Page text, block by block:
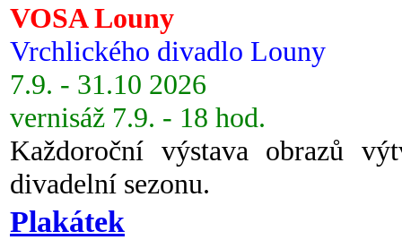
VOSA Louny
Vrchlického divadlo Louny
7.9. - 31.10 2026
vernisáž 7.9. - 18 hod.
Každoroční výstava obrazů
divadelní sezonu.
Plakátek